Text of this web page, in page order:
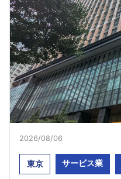
2026/08/06
東京 サービス業